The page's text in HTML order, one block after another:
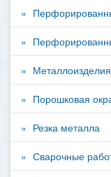
Металлоизделия
Порошковая
Резка металла
Сварочные